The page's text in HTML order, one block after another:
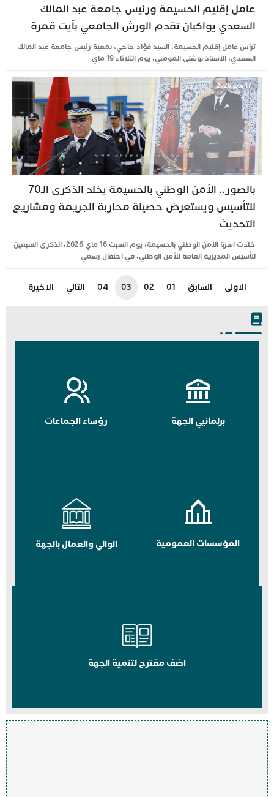
عامل إقليم الحسيمة ورئيس جامعة عبد المالك
السعدي يواكبان تقدم الورش الجامعي بآيت قمرة
ترأس عامل إقليم الحسيمة، السيد فؤاد حاجي، بمعية رئيس جامعة عبد المالك
السعدي، الأستاذ بوشتى المومني، يوم الثلاثاء 19 ماي
17 مايو 2026
بالصور.. الأمن الوطني بالحسيمة يخلد الذكرى الـ70
للتأسيس ويستعرض حصيلة محاربة الجريمة ومشاريع
التحديث
خلدت أسرة الأمن الوطني بالحسيمة، يوم السبت 16 ماي 2026، الذكرى السبعين
لتأسيس المديرية العامة للأمن الوطني، في احتفال رسمي
الاولى السابق 01
02
03
04 التالي الاخيرة
برلمانيي الجهة رؤساء الجماعات
المؤسسات العمومية الوالي والعمال بالجهة
اضف مقترح لتنمية الجهة